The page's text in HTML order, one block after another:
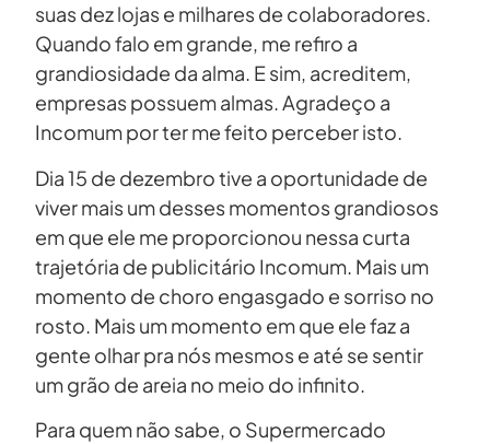
suas dez lojas e milhares de colaboradores.
Quando falo em grande, me refiro a
grandiosidade da alma. E sim, acreditem,
empresas possuem almas. Agradeço a
Incomum por ter me feito perceber isto.
Dia 15 de dezembro tive a oportunidade de
viver mais um desses momentos grandiosos
em que ele me proporcionou nessa curta
trajetória de publicitário Incomum. Mais um
momento de choro engasgado e sorriso no
rosto. Mais um momento em que ele faz a
gente olhar pra nós mesmos e até se sentir
um grão de areia no meio do infinito.
Para quem não sabe, o Supermercado